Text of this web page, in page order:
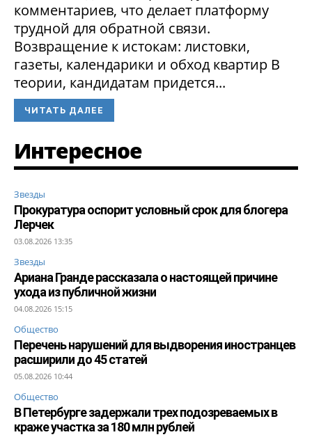
комментариев, что делает платформу
трудной для обратной связи.
Возвращение к истокам: листовки,
газеты, календарики и обход квартир В
теории, кандидатам придется...
ЧИТАТЬ ДАЛЕЕ
Интересное
Звезды
Прокуратура оспорит условный срок для блогера
Лерчек
03.08.2026 13:35
Звезды
Ариана Гранде рассказала о настоящей причине
ухода из публичной жизни
04.08.2026 15:15
Общество
Перечень нарушений для выдворения иностранцев
расширили до 45 статей
05.08.2026 10:44
Общество
В Петербурге задержали трех подозреваемых в
краже участка за 180 млн рублей